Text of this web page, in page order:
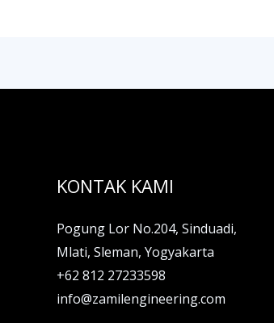
KONTAK KAMI
Pogung Lor No.204, Sinduadi,
Mlati, Sleman, Yogyakarta
+62 812 27233598
info@zamilengineering.com